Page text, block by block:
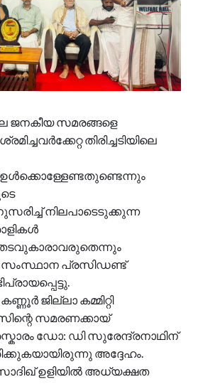
ജനകീയ സമരങ്ങളെ
തിരിച്ചടിയിലെ
നിലപാടെടുക്കുന്ന
സംസ്ഥാന പ്രസിഡണ്ട്
ജില്ലാ കമ്മിറ്റി
സമരണക്കായ്
ഡോ: ഡി സുരേന്ദ്രനാഥിന്
അദ്ദേഹം.
ഉളിയിൽ അധ്യക്ഷത